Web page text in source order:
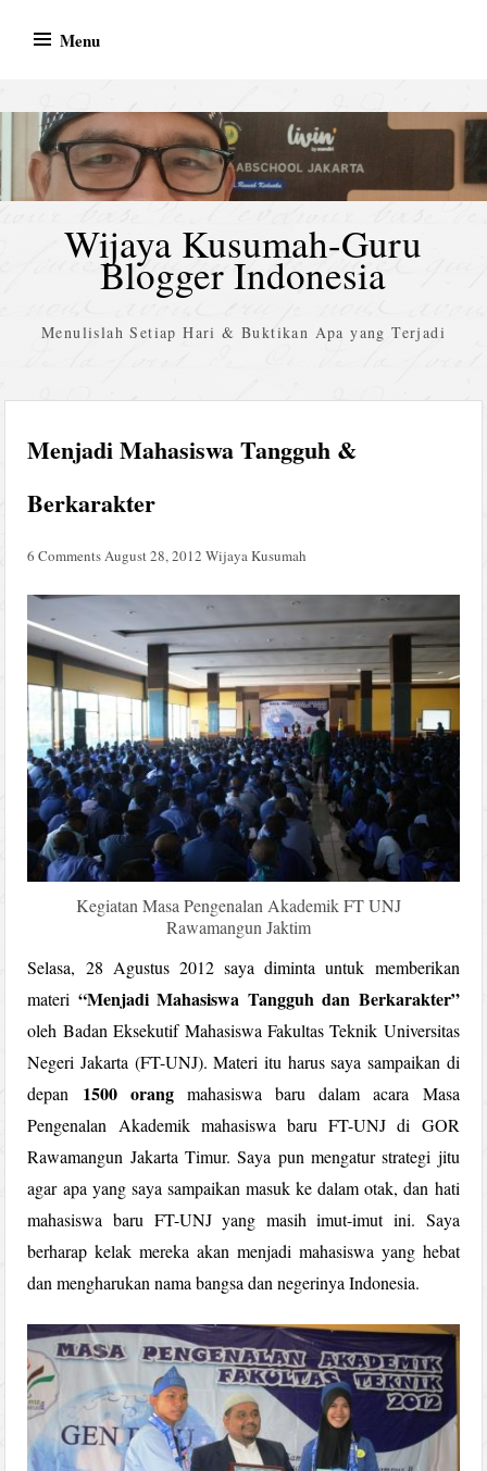
Menu
Wijaya Kusumah-Guru
Blogger Indonesia
Menulislah Setiap Hari & Buktikan Apa yang Terjadi
Menjadi Mahasiswa Tangguh &
Berkarakter
6 Comments August 28, 2012 Wijaya Kusumah
Kegiatan Masa Pengenalan Akademik FT UNJ
Rawamangun Jaktim
Selasa, 28 Agustus 2012 saya diminta untuk memberikan
materi “Menjadi Mahasiswa Tangguh dan Berkarakter”
oleh Badan Eksekutif Mahasiswa Fakultas Teknik Universitas
Negeri Jakarta (FT-UNJ). Materi itu harus saya sampaikan di
depan 1500 orangmahasiswa baru dalam acara Masa
Pengenalan Akademik mahasiswa baru FT-UNJ di GOR
Rawamangun Jakarta Timur. Saya pun mengatur strategi jitu
agar apa yang saya sampaikan masuk ke dalam otak, dan hati
mahasiswa baru FT-UNJ yang masih imut-imut ini. Saya
berharap kelak mereka akan menjadi mahasiswa yang hebat
dan mengharukan nama bangsa dan negerinya Indonesia.